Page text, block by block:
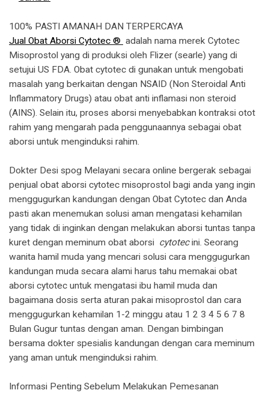
100% PASTI AMANAH DAN TERPERCAYA
Jual Obat Aborsi Cytotec ® adalah nama merek Cytotec
Misoprostol yang di produksi oleh Flizer (searle) yang di
setujui US FDA. Obat cytotec di gunakan untuk mengobati
masalah yang berkaitan dengan NSAID (Non Steroidal Anti
Inflammatory Drugs) atau obat anti inflamasi non steroid
(AINS). Selain itu, proses aborsi menyebabkan kontraksi otot
rahim yang mengarah pada penggunaannya sebagai obat
aborsi untuk menginduksi rahim.
Dokter Desi spog Melayani secara online bergerak sebagai
penjual obat aborsi cytotec misoprostol bagi anda yang ingin
menggugurkan kandungan dengan Obat Cytotec dan Anda
pasti akan menemukan solusi aman mengatasi kehamilan
yang tidak di inginkan dengan melakukan aborsi tuntas tanpa
kuret dengan meminum obat aborsi cytotecini. Seorang
wanita hamil muda yang mencari solusi cara menggugurkan
kandungan muda secara alami harus tahu memakai obat
aborsi cytotec untuk mengatasi ibu hamil muda dan
bagaimana dosis serta aturan pakai misoprostol dan cara
menggugurkan kehamilan 1-2 minggu atau 1 2 3 4 5 6 7 8
Bulan Gugur tuntas dengan aman. Dengan bimbingan
bersama dokter spesialis kandungan dengan cara meminum
yang aman untuk menginduksi rahim.
Informasi Penting Sebelum Melakukan Pemesanan